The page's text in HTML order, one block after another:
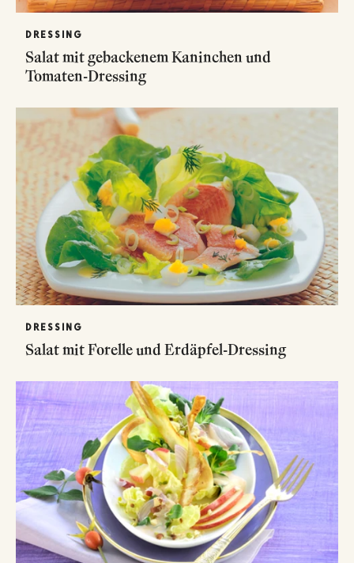
DRESSING
Salat mit gebackenem Kaninchen und
Tomaten-Dressing
DRESSING
Salat mit Forelle und Erdäpfel-Dressing